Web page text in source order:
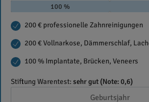
100 %
200 € professionelle Zahnreinigungen
200 € Vollnarkose, Dämmerschlaf,
100 % Implantate, Brücken, Veneers
Stiftung Warentest: sehr gut (Note: 0,6)